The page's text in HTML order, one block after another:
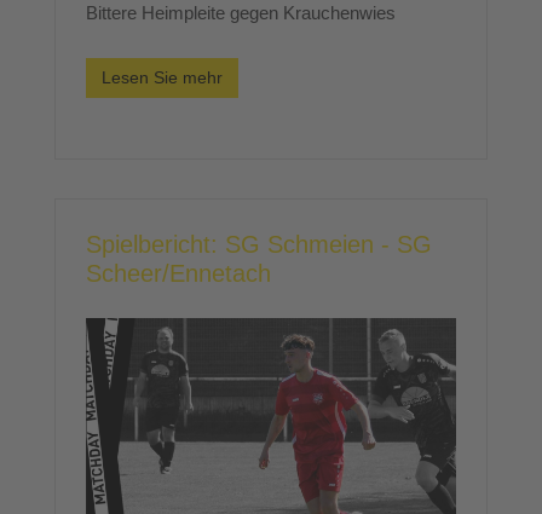
Bittere Heimpleite gegen Krauchenwies
Lesen Sie mehr
Spielbericht: SG Schmeien - SG
Scheer/Ennetach